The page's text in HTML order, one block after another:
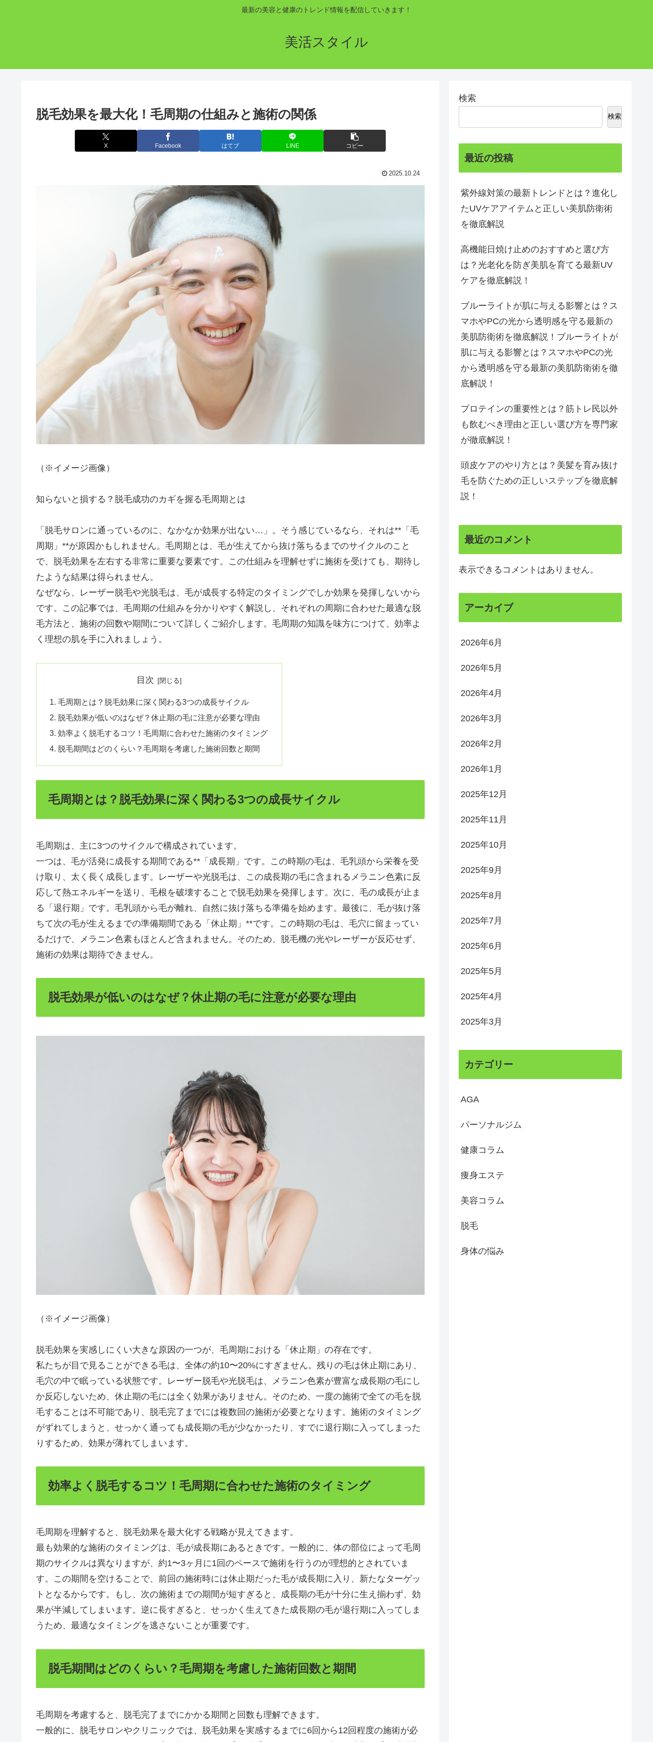
最新の美容と健康のトレンド情報を配信していきます！
美活スタイル
脱毛効果を最大化！毛周期の仕組みと施術の関係
X Facebook はてブ LINE コピー
2025.10.24
（※イメージ画像）
知らないと損する？脱毛成功のカギを握る毛周期とは
「脱毛サロンに通っているのに、なかなか効果が出ない…」。そう感じているなら、それは**「毛
周期」**が原因かもしれません。毛周期とは、毛が生えてから抜け落ちるまでのサイクルのこと
で、脱毛効果を左右する非常に重要な要素です。この仕組みを理解せずに施術を受けても、期待し
たような結果は得られません。
なぜなら、レーザー脱毛や光脱毛は、毛が成長する特定のタイミングでしか効果を発揮しないから
です。この記事では、毛周期の仕組みを分かりやすく解説し、それぞれの周期に合わせた最適な脱
毛方法と、施術の回数や期間について詳しくご紹介します。毛周期の知識を味方につけて、効率よ
く理想の肌を手に入れましょう。
目次
毛周期とは？脱毛効果に深く関わる3つの成長サイクル
脱毛効果が低いのはなぜ？休止期の毛に注意が必要な理由
効率よく脱毛するコツ！毛周期に合わせた施術のタイミング
脱毛期間はどのくらい？毛周期を考慮した施術回数と期間
毛周期とは？脱毛効果に深く関わる3つの成長サイクル
毛周期は、主に3つのサイクルで構成されています。
一つは、毛が活発に成長する期間である**「成長期」です。この時期の毛は、毛乳頭から栄養を受
け取り、太く長く成長します。レーザーや光脱毛は、この成長期の毛に含まれるメラニン色素に反
応して熱エネルギーを送り、毛根を破壊することで脱毛効果を発揮します。次に、毛の成長が止ま
る「退行期」です。毛乳頭から毛が離れ、自然に抜け落ちる準備を始めます。最後に、毛が抜け落
ちて次の毛が生えるまでの準備期間である「休止期」**です。この時期の毛は、毛穴に留まってい
るだけで、メラニン色素もほとんど含まれません。そのため、脱毛機の光やレーザーが反応せず、
施術の効果は期待できません。
脱毛効果が低いのはなぜ？休止期の毛に注意が必要な理由
（※イメージ画像）
脱毛効果を実感しにくい大きな原因の一つが、毛周期における「休止期」の存在です。
私たちが目で見ることができる毛は、全体の約10〜20%にすぎません。残りの毛は休止期にあり、
毛穴の中で眠っている状態です。レーザー脱毛や光脱毛は、メラニン色素が豊富な成長期の毛にし
か反応しないため、休止期の毛には全く効果がありません。そのため、一度の施術で全ての毛を脱
毛することは不可能であり、脱毛完了までには複数回の施術が必要となります。施術のタイミング
がずれてしまうと、せっかく通っても成長期の毛が少なかったり、すでに退行期に入ってしまった
りするため、効果が薄れてしまいます。
効率よく脱毛するコツ！毛周期に合わせた施術のタイミング
毛周期を理解すると、脱毛効果を最大化する戦略が見えてきます。
最も効果的な施術のタイミングは、毛が成長期にあるときです。一般的に、体の部位によって毛周
期のサイクルは異なりますが、約1〜3ヶ月に1回のペースで施術を行うのが理想的とされていま
す。この期間を空けることで、前回の施術時には休止期だった毛が成長期に入り、新たなターゲッ
トとなるからです。もし、次の施術までの期間が短すぎると、成長期の毛が十分に生え揃わず、効
果が半減してしまいます。逆に長すぎると、せっかく生えてきた成長期の毛が退行期に入ってしま
うため、最適なタイミングを逃さないことが重要です。
脱毛期間はどのくらい？毛周期を考慮した施術回数と期間
毛周期を考慮すると、脱毛完了までにかかる期間と回数も理解できます。
一般的に、脱毛サロンやクリニックでは、脱毛効果を実感するまでに6回から12回程度の施術が必
検索
検索
最近の投稿
紫外線対策の最新トレンドとは？進化し
たUVケアアイテムと正しい美肌防衛術
を徹底解説
高機能日焼け止めのおすすめと選び方
は？光老化を防ぎ美肌を育てる最新UV
ケアを徹底解説！
ブルーライトが肌に与える影響とは？ス
マホやPCの光から透明感を守る最新の
美肌防衛術を徹底解説！ブルーライトが
肌に与える影響とは？スマホやPCの光
から透明感を守る最新の美肌防衛術を徹
底解説！
プロテインの重要性とは？筋トレ民以外
も飲むべき理由と正しい選び方を専門家
が徹底解説！
頭皮ケアのやり方とは？美髪を育み抜け
毛を防ぐための正しいステップを徹底解
説！
最近のコメント
表示できるコメントはありません。
アーカイブ
2026年6月
2026年5月
2026年4月
2026年3月
2026年2月
2026年1月
2025年12月
2025年11月
2025年10月
2025年9月
2025年8月
2025年7月
2025年6月
2025年5月
2025年4月
2025年3月
カテゴリー
AGA
パーソナルジム
健康コラム
痩身エステ
美容コラム
脱毛
身体の悩み